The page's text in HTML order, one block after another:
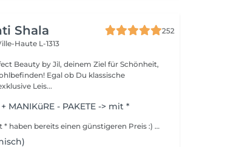
Shala
252
Haute L-1313
Beauty by Jil, deinem Ziel für Schönheit,
ob Du klassische
Leis...
MANIKüRE - PAKETE -> mit *
All Behandlungen mit * haben bereits einen günstigeren Preis :) Nagellack = ganz normaler Lack, den man selber mit Nagellackentferner abwischen kann. Hält 2-4 Tage auf Fingernägeln, 1 Monat auf Fussnägeln und muss bis zu 30min trocknen. Semi = wird unter einer LEDlampe getrocknet und sollte bei uns wieder entfernt werden (ist im Preis inbegriffen) . Hält 3 Wochen auf Fingernägeln, 4-5 Wochen auf Fussnägeln und ist direkt trocken. Kann die Nägel jedoch schädigen wenn es oft und ohne Pause gemacht wird.